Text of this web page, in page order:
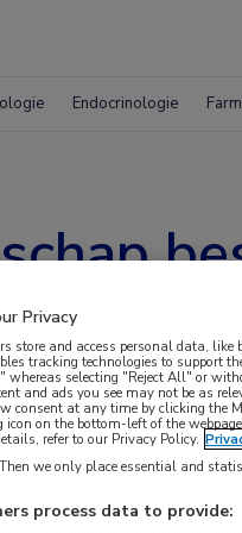
Endocrinologie
associatie
Privacy
store and access personal data,
tracking technologies to support
whereas selecting "Reject All" or
and ads you see may not be as
consent at any time by clicking the
icon on the bottom-left of the
refer to our Privacy Policy.
we only place essential and
process data to provide: